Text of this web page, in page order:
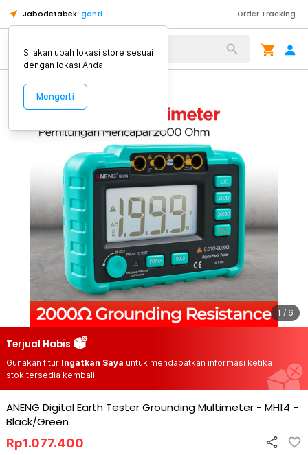
Jabodetabek ganti Order Tracking
Alat Kopi
1 / 6
Terjual Habis
Gunakan fitur Ingatkan Saya untuk mendapatkan informasi ketika
stok tersedia kembali.
ANENG Digital Earth Tester Grounding Multimeter - MH14 -
Black/Green
Rp1.077.400
Silakan ubah lokasi store sesuai
dengan lokasi Anda.
Mengerti